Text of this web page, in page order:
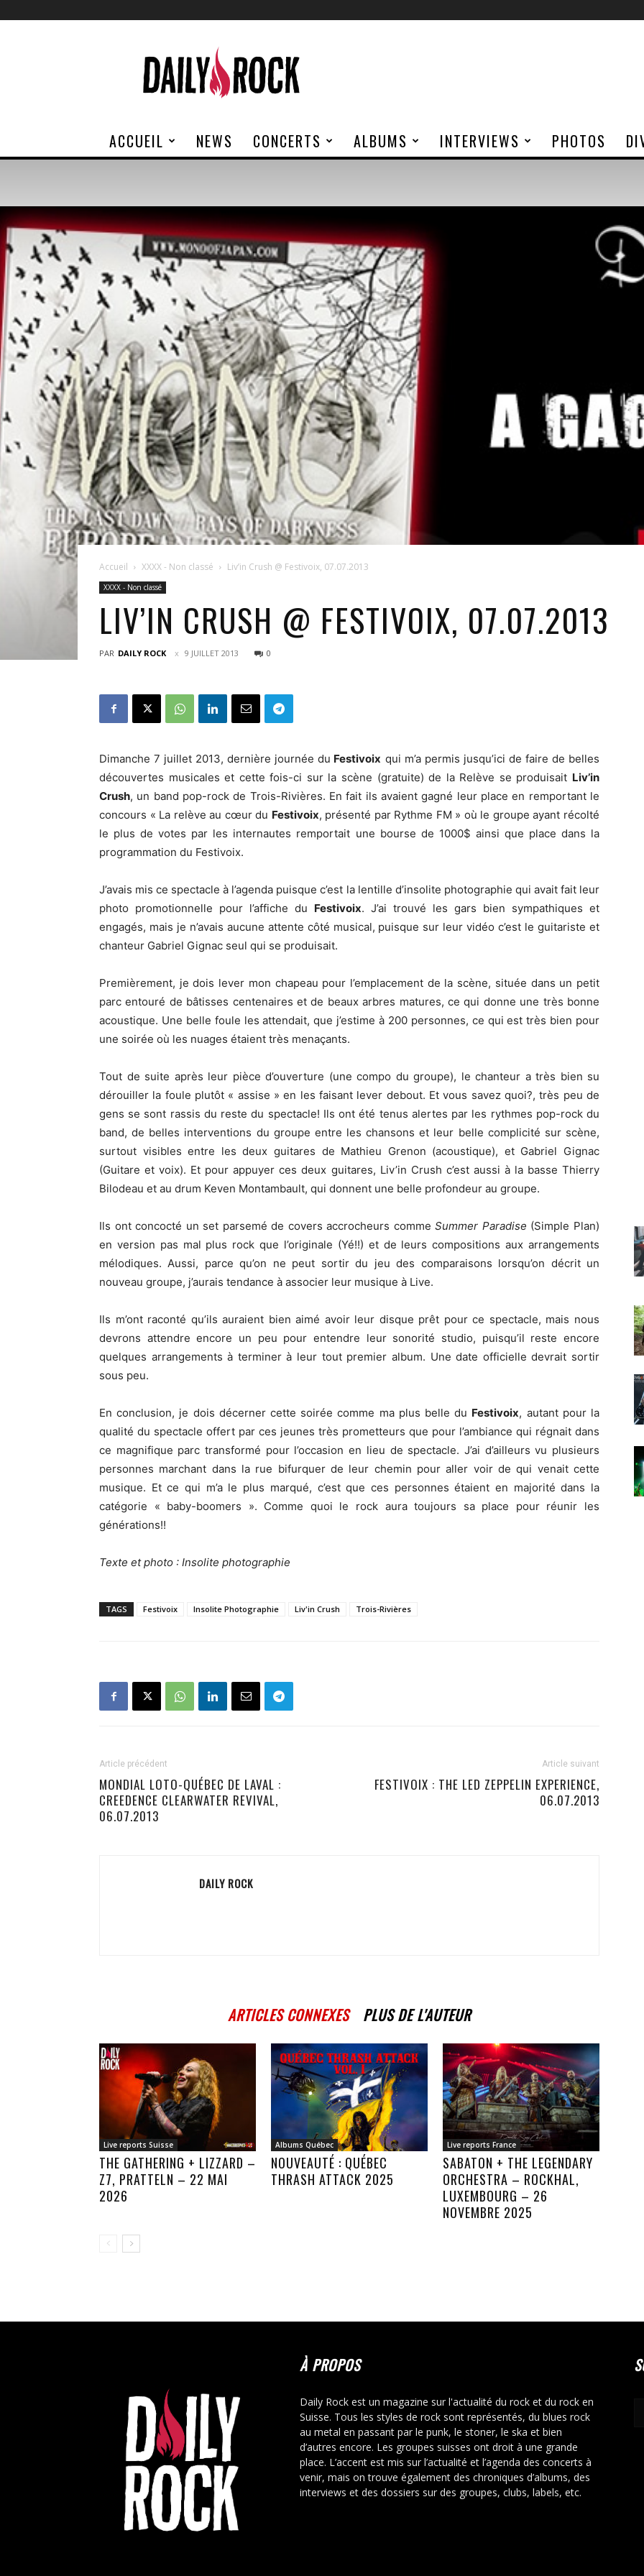
Rock
ACCUEIL NEWS CONCERTS ALBUMS INTERVIEWS PHOTOS
Accueil XXXX - Non classé Liv’in Crush @ Festivoix, 07.07.2013
XXXX - Non classé
LIV’IN CRUSH @ FESTIVOIX, 07.07.2013
PAR DAILY ROCK 9 JUILLET 2013 0
Dimanche 7 juillet 2013, dernière journée du Festivoix qui m’a permis jusqu’ici de faire de belles
découvertes musicales et cette fois-ci sur la scène (gratuite) de la Relève se produisait Liv’in
Crush, un band pop-rock de Trois-Rivières. En fait ils avaient gagné leur place en remportant le
concours « La relève au cœur du Festivoix, présenté par Rythme FM » où le groupe ayant récolté
le plus de votes par les internautes remportait une bourse de 1000$ ainsi que place dans la
programmation du Festivoix.
J’avais mis ce spectacle à l’agenda puisque c’est la lentille d’insolite photographie qui avait fait leur
photo promotionnelle pour l’affiche du Festivoix. J’ai trouvé les gars bien sympathiques et
engagés, mais je n’avais aucune attente côté musical, puisque sur leur vidéo c’est le guitariste et
chanteur Gabriel Gignac seul qui se produisait.
Premièrement, je dois lever mon chapeau pour l’emplacement de la scène, située dans un petit
parc entouré de bâtisses centenaires et de beaux arbres matures, ce qui donne une très bonne
acoustique. Une belle foule les attendait, que j’estime à 200 personnes, ce qui est très bien pour
une soirée où les nuages étaient très menaçants.
Tout de suite après leur pièce d’ouverture (une compo du groupe), le chanteur a très bien su
dérouiller la foule plutôt « assise » en les faisant lever debout. Et vous savez quoi?, très peu de
gens se sont rassis du reste du spectacle! Ils ont été tenus alertes par les rythmes pop-rock du
band, de belles interventions du groupe entre les chansons et leur belle complicité sur scène,
surtout visibles entre les deux guitares de Mathieu Grenon (acoustique), et Gabriel Gignac
(Guitare et voix). Et pour appuyer ces deux guitares, Liv’in Crush c’est aussi à la basse Thierry
Bilodeau et au drum Keven Montambault, qui donnent une belle profondeur au groupe.
Ils ont concocté un set parsemé de covers accrocheurs commeSummer Paradise (Simple Plan)
en version pas mal plus rock que l’originale (Yé!!) et de leurs compositions aux arrangements
mélodiques. Aussi, parce qu’on ne peut sortir du jeu des comparaisons lorsqu’on décrit un
nouveau groupe, j’aurais tendance à associer leur musique à Live.
Ils m’ont raconté qu’ils auraient bien aimé avoir leur disque prêt pour ce spectacle, mais nous
devrons attendre encore un peu pour entendre leur sonorité studio, puisqu’il reste encore
quelques arrangements à terminer à leur tout premier album. Une date officielle devrait sortir
sous peu.
En conclusion, je dois décerner cette soirée comme ma plus belle du Festivoix, autant pour la
qualité du spectacle offert par ces jeunes très prometteurs que pour l’ambiance qui régnait dans
ce magnifique parc transformé pour l’occasion en lieu de spectacle. J’ai d’ailleurs vu plusieurs
personnes marchant dans la rue bifurquer de leur chemin pour aller voir de qui venait cette
musique. Et ce qui m’a le plus marqué, c’est que ces personnes étaient en majorité dans la
catégorie « baby-boomers ». Comme quoi le rock aura toujours sa place pour réunir les
générations!!
Texte et photo : Insolite photographie
TAGS Festivoix Insolite Photographie Liv'in Crush Trois-Rivières
Article précédent
MONDIAL LOTO-QUÉBEC DE LAVAL :
CREEDENCE CLEARWATER REVIVAL,
06.07.2013
Article suivant
FESTIVOIX : THE LED ZEPPELIN EXPERIENCE,
06.07.2013
DAILY ROCK
ARTICLES CONNEXES PLUS DE L'AUTEUR
Live reports Suisse
THE GATHERING + LIZZARD –
Z7, PRATTELN – 22 MAI
2026
Albums Québec
NOUVEAUTÉ : QUÉBEC
THRASH ATTACK 2025
Live reports France
SABATON + THE LEGENDARY
ORCHESTRA – ROCKHAL,
LUXEMBOURG – 26
NOVEMBRE 2025
À PROPOS
Daily Rock est un magazine sur l'actualité du rock et du rock en
Suisse. Tous les styles de rock sont représentés, du blues rock
au metal en passant par le punk, le stoner, le ska et bien
d’autres encore. Les groupes suisses ont droit à une grande
place. L’accent est mis sur l’actualité et l’agenda des concerts à
venir, mais on trouve également des chroniques d’albums, des
interviews et des dossiers sur des groupes, clubs, labels, etc.